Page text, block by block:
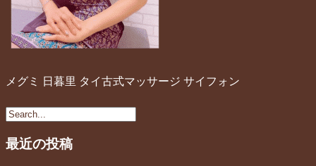
メグミ 日暮里 タイ古式マッサージ サイフォン
最近の投稿